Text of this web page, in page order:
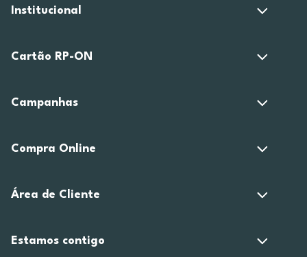
Institucional
Cartão RP-ON
Campanhas
Compra Online
Área de Cliente
Estamos contigo